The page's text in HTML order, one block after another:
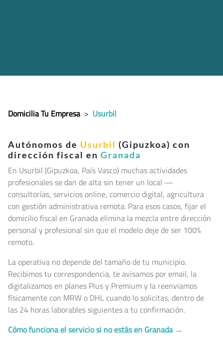
Domicilia Tu Empresa > Usurbil
Autónomos de Usurbil (Gipuzkoa) con
dirección fiscal en Granada
En Usurbil (Gipuzkoa, País Vasco) muchas actividades
profesionales se dan de alta sin tener un local —
consultorías, servicios online, comercio digital, agricultura
con gestión administrativa remota. Para esos casos, fijar el
domicilio fiscal en Granada elimina la mezcla entre dirección
personal y profesional sin que el modelo deje de ser 100%
remoto.
La operativa no depende del tamaño de tu municipio.
Recibimos tu correspondencia, te avisamos por email, la
digitalizamos en planes Plus y Premium y la reenviamos
físicamente con MRW o DHL cuando lo solicitas, dentro de
las 24 horas laborables siguientes a tu confirmación.
Cómo funciona el servicio si no estás en Granada →